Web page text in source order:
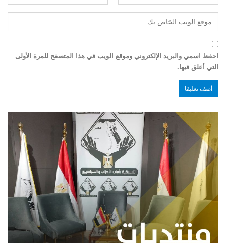
احفظ اسمي والبريد الإلكتروني وموقع الويب في هذا المتصفح للمرة الأولى
التي أعلق فيها.